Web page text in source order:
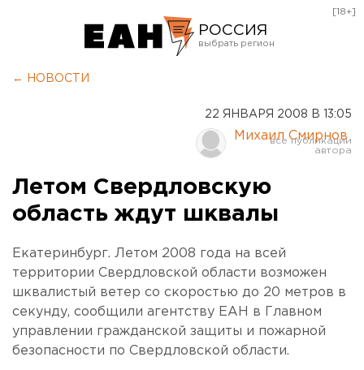
РОССИЯ
Курган
Оренбург
[18+]
← НОВОСТИ
22 ЯНВАРЯ 2008 В 13:05
Михаил Смирнов
Летом Свердловскую
область ждут шквалы
Екатеринбург. Летом 2008 года на всей
территории Свердловской области возможен
шквалистый ветер со скоростью до 20 метров в
секунду, сообщили агентству ЕАН в Главном
управлении гражданской защиты и пожарной
безопасности по Свердловской области.